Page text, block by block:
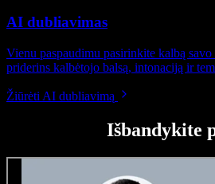
AI dubliavimas
Vienu paspaudimu pasirinkite kalbą
priderins kalbėtojo balsą, intonaciją ir
Žiūrėti AI dubliavimą
Išbandykite